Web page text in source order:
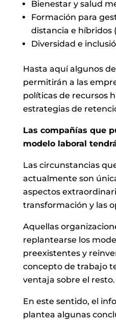
Bienestar y salud
Formación para
distancia e híbridos
Diversidad e
Hasta aquí algunos
permitirán a las
políticas de recursos
estrategias de
Las compañías que
modelo laboral
Las circunstancias
actualmente son
aspectos
transformación y las
Aquellas
replantearse los
preexistentes y
concepto de trabajo
ventaja sobre el resto.
En este sentido, el
plantea algunas